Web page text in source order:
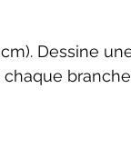
Dessine
chaque